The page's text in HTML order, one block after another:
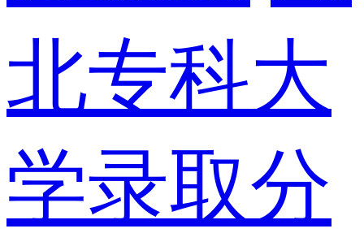
北专科大
学录取分